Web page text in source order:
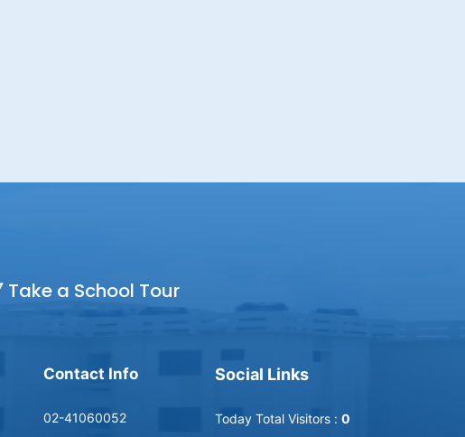
Take a School Tour
Contact Info
02-41060052
Social Links
Today Total Visitors : 0